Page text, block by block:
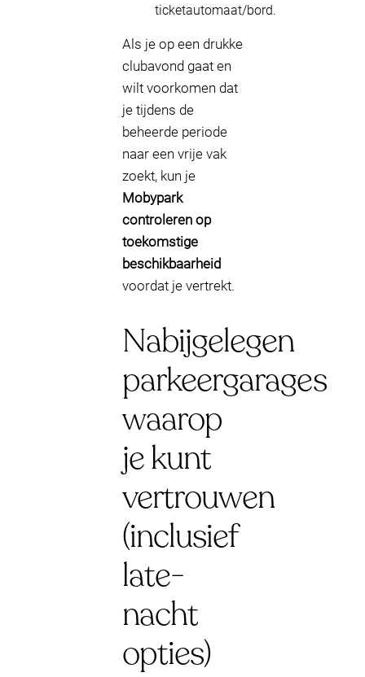
ticketautomaat/bord.
Als je op een drukke
clubavond gaat en
wilt voorkomen dat
je tijdens de
beheerde periode
naar een vrije vak
zoekt, kun je
Mobypark
controleren op
toekomstige
beschikbaarheid
voordat je vertrekt.
Nabijgelegen
parkeergarages
waarop
je kunt
vertrouwen
(inclusief
late-
nacht
opties)